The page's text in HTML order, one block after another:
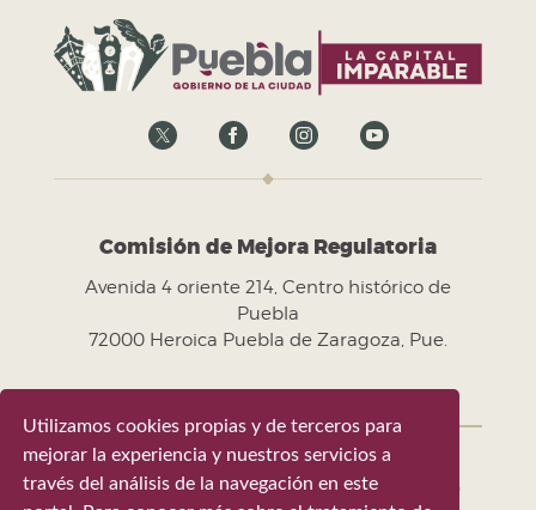
Utilizamos cookies propias y de terceros para
mejorar la experiencia y nuestros servicios a
través del análisis de la navegación en este
Comisión de Mejora Regulatoria
Avenida 4 oriente 214, Centro histórico de
Puebla
72000 Heroica Puebla de Zaragoza, Pue.
Gobierno de la Ciudad de Puebla 2024-